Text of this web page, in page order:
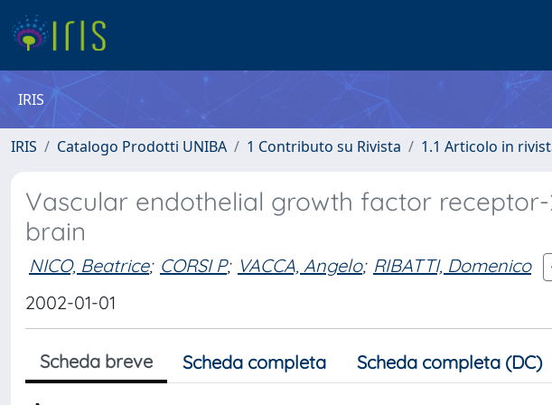
IRIS
IRIS Catalogo Prodotti UNIBA 1 Contributo su Rivista 1.1 Articolo in
Vascular endothelial growth factor
brain
NICO, Beatrice; CORSI P; VACCA, Angelo; RIBATTI, Domenico
2002-01-01
Scheda breve Scheda completa Scheda completa (DC)